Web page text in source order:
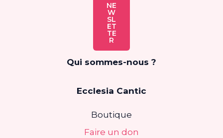
NE
W
SL
ET
TE
R
Qui sommes-nous ?
Ecclesia Cantic
Boutique
Faire un don